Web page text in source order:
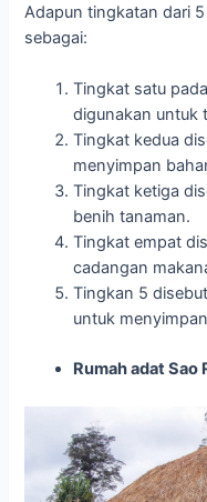
Adapun tingkatan dari
sebagai:
Tingkat satu
digunakan untuk
Tingkat kedua
menyimpan
Tingkat ketiga
benih tanaman.
Tingkat empat
cadangan
Tingkan 5 disebut
untuk
Rumah adat Sao